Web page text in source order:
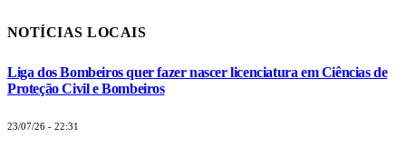
NOTÍCIAS LOCAIS
Liga dos Bombeiros quer fazer nascer licenciatura em Ciências de
Proteção Civil e Bombeiros
23/07/26 - 22:31